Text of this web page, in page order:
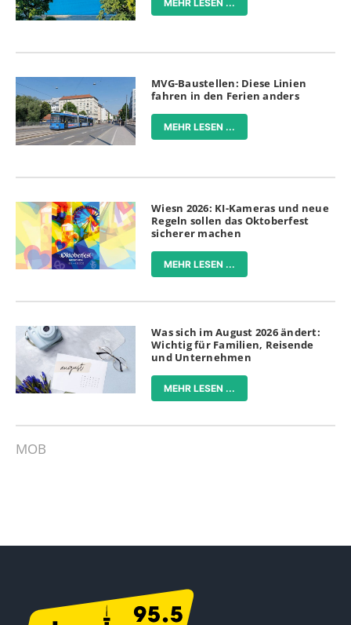
MEHR LESEN ...
MVG-Baustellen: Diese Linien
fahren in den Ferien anders
MEHR LESEN ...
Wiesn 2026: KI-Kameras und neue
Regeln sollen das Oktoberfest
sicherer machen
MEHR LESEN ...
Was sich im August 2026 ändert:
Wichtig für Familien, Reisende
und Unternehmen
MEHR LESEN ...
MOB